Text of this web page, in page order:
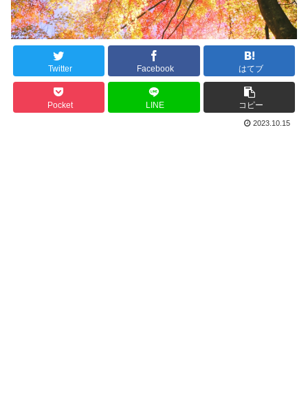
Twitter Facebook はてブ
Pocket LINE コピー
2023.10.15